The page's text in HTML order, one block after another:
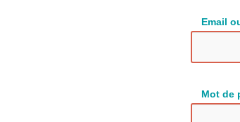
Email
Mot de